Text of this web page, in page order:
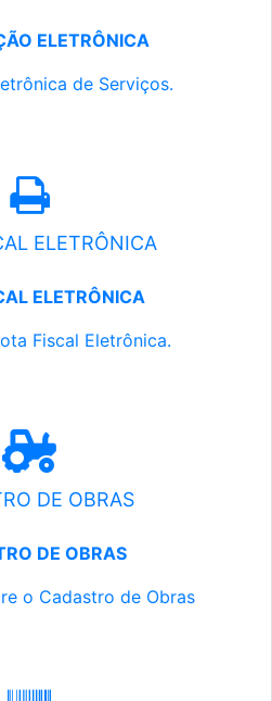
ELETRÔNICA
de Serviços.
ELETRÔNICA
ELETRÔNICA
Fiscal Eletrônica.
DE OBRAS
DE OBRAS
o Cadastro de Obras